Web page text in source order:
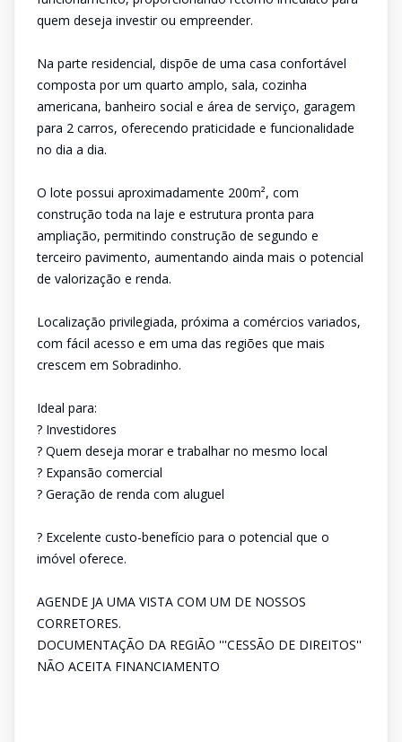
quem deseja investir ou empreender.
Na parte residencial, dispõe de uma casa confortável
composta por um quarto amplo, sala, cozinha
americana, banheiro social e área de serviço, garagem
para 2 carros, oferecendo praticidade e funcionalidade
no dia a dia.
O lote possui aproximadamente 200m², com
construção toda na laje e estrutura pronta para
ampliação, permitindo construção de segundo e
terceiro pavimento, aumentando ainda mais o potencial
de valorização e renda.
Localização privilegiada, próxima a comércios variados,
com fácil acesso e em uma das regiões que mais
crescem em Sobradinho.
Ideal para:
? Investidores
? Quem deseja morar e trabalhar no mesmo local
? Expansão comercial
? Geração de renda com aluguel
? Excelente custo-benefício para o potencial que o
imóvel oferece.
AGENDE JA UMA VISTA COM UM DE NOSSOS
CORRETORES.
DOCUMENTAÇÃO DA REGIÃO '''CESSÃO DE DIREITOS''
NÃO ACEITA FINANCIAMENTO